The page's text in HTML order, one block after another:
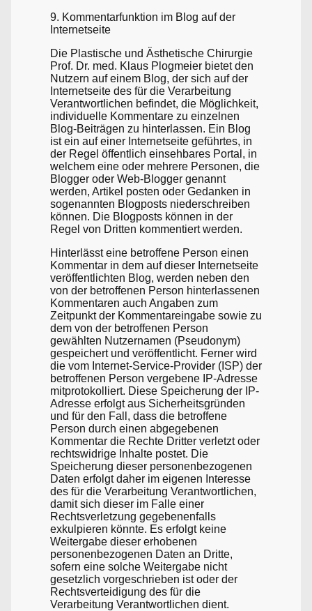
9. Kommentarfunktion im Blog auf der
Internetseite
Die Plastische und Ästhetische Chirurgie
Prof. Dr. med. Klaus Plogmeier bietet den
Nutzern auf einem Blog, der sich auf der
Internetseite des für die Verarbeitung
Verantwortlichen befindet, die Möglichkeit,
individuelle Kommentare zu einzelnen
Blog-Beiträgen zu hinterlassen. Ein Blog
ist ein auf einer Internetseite geführtes, in
der Regel öffentlich einsehbares Portal, in
welchem eine oder mehrere Personen, die
Blogger oder Web-Blogger genannt
werden, Artikel posten oder Gedanken in
sogenannten Blogposts niederschreiben
können. Die Blogposts können in der
Regel von Dritten kommentiert werden.
Hinterlässt eine betroffene Person einen
Kommentar in dem auf dieser Internetseite
veröffentlichten Blog, werden neben den
von der betroffenen Person hinterlassenen
Kommentaren auch Angaben zum
Zeitpunkt der Kommentareingabe sowie zu
dem von der betroffenen Person
gewählten Nutzernamen (Pseudonym)
gespeichert und veröffentlicht. Ferner wird
die vom Internet-Service-Provider (ISP) der
betroffenen Person vergebene IP-Adresse
mitprotokolliert. Diese Speicherung der IP-
Adresse erfolgt aus Sicherheitsgründen
und für den Fall, dass die betroffene
Person durch einen abgegebenen
Kommentar die Rechte Dritter verletzt oder
rechtswidrige Inhalte postet. Die
Speicherung dieser personenbezogenen
Daten erfolgt daher im eigenen Interesse
des für die Verarbeitung Verantwortlichen,
damit sich dieser im Falle einer
Rechtsverletzung gegebenenfalls
exkulpieren könnte. Es erfolgt keine
Weitergabe dieser erhobenen
personenbezogenen Daten an Dritte,
sofern eine solche Weitergabe nicht
gesetzlich vorgeschrieben ist oder der
Rechtsverteidigung des für die
Verarbeitung Verantwortlichen dient.